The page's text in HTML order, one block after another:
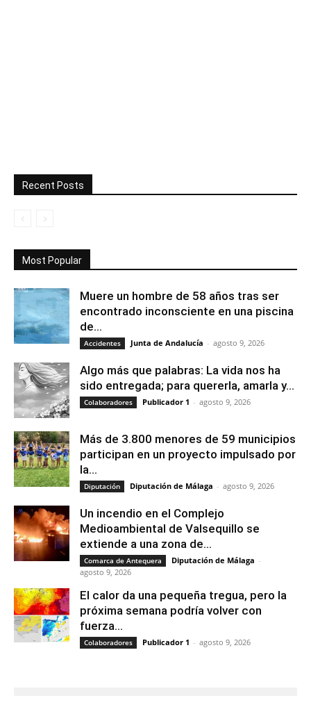
Recent Posts
Most Popular
Muere un hombre de 58 años tras ser
encontrado inconsciente en una piscina
de...
Accidentes Junta de Andalucía - agosto 9, 2026
Algo más que palabras: La vida nos ha
sido entregada; para quererla, amarla y...
Colaboradores Publicador 1 - agosto 9, 2026
Más de 3.800 menores de 59 municipios
participan en un proyecto impulsado por
la...
Diputación Diputación de Málaga - agosto 9, 2026
Un incendio en el Complejo
Medioambiental de Valsequillo se
extiende a una zona de...
Comarca de Antequera Diputación de Málaga -
agosto 9, 2026
El calor da una pequeña tregua, pero la
próxima semana podría volver con
fuerza...
Colaboradores Publicador 1 - agosto 9, 2026